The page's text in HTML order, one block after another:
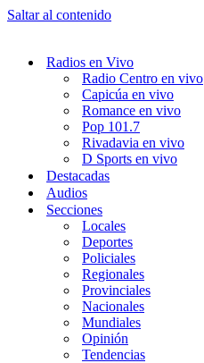
Saltar al contenido
Radios en Vivo
Radio Centro en vivo
Capicúa en vivo
Romance en vivo
Pop 101.7
Rivadavia en vivo
D Sports en vivo
Destacadas
Audios
Secciones
Locales
Deportes
Policiales
Regionales
Provinciales
Nacionales
Mundiales
Opinión
Tendencias